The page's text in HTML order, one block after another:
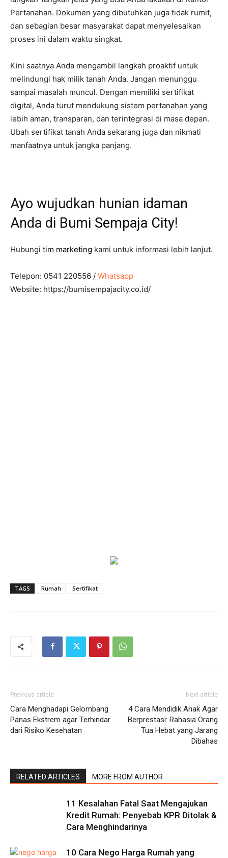
Pertanahan. Dokumen yang dibutuhkan juga tidak rumit,
dan sebagian besar masyarakat dapat menyelesaikan
proses ini dalam waktu singkat.
Kini saatnya Anda mengambil langkah proaktif untuk
melindungi hak milik tanah Anda. Jangan menunggu
sampai masalah muncul. Dengan memiliki sertifikat
digital, Anda turut mendukung sistem pertanahan yang
lebih aman, transparan, dan terintegrasi di masa depan.
Ubah sertifikat tanah Anda sekarang juga dan nikmati
manfaatnya untuk jangka panjang.
Ayo wujudkan hunian idaman
Anda di Bumi Sempaja City!
Hubungi tim marketing kami untuk informasi lebih lanjut.
Telepon: 0541 220556 / Whatsapp
Website: https://bumisempajacity.co.id/
TAGS Rumah Sertifikat
Previous article
Cara Menghadapi Gelombang
Panas Ekstrem agar Terhindar
dari Risiko Kesehatan
Next article
4 Cara Mendidik Anak Agar
Berprestasi: Rahasia Orang
Tua Hebat yang Jarang
Dibahas
RELATED ARTICLES MORE FROM AUTHOR
11 Kesalahan Fatal Saat Mengajukan
Kredit Rumah: Penyebab KPR Ditolak &
Cara Menghindarinya
10 Cara Nego Harga Rumah yang